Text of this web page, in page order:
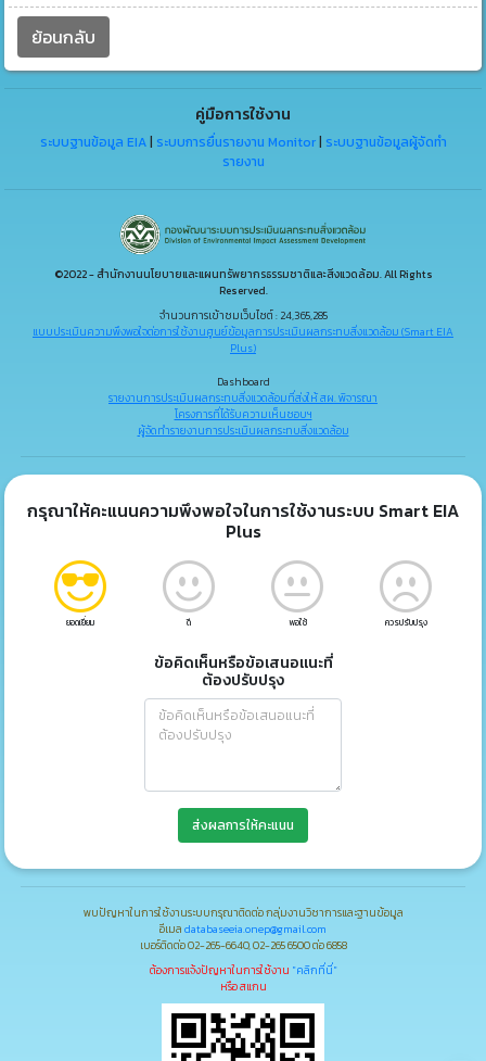
ย้อนกลับ
คู่มือการใช้งาน
ระบบฐานข้อมูล EIA| ระบบการยื่นรายงาน Monitor| ระบบฐานข้อมูลผู้จัดทำ
รายงาน
©2022 - สำนักงานนโยบายและแผนทรัพยากรธรรมชาติและสิ่งแวดล้อม. All Rights
Reserved.
จำนวนการเข้าชมเว็บไซต์ : 24,365,285
แบบประเมินความพึงพอใจต่อการใช้งานศูนย์ข้อมูลการประเมินผลกระทบสิ่งแวดล้อม (Smart EIA
Plus)
Dashboard
รายงานการประเมินผลกระทบสิ่งแวดล้อมที่ส่งให้ สผ. พิจารณา
โครงการที่ได้รับความเห็นชอบฯ
ผู้จัดทำรายงานการประเมินผลกระทบสิ่งแวดล้อม
กรุณาให้คะแนนความพึงพอใจในการใช้งานระบบ Smart EIA
Plus
ยอดเยี่ยม ดี พอใช้ ควรปรับปรุง
ข้อคิดเห็นหรือข้อเสนอแนะที่
ต้องปรับปรุง
ส่งผลการให้คะแนน
พบปัญหาในการใช้งานระบบกรุณาติดต่อ กลุ่มงานวิชาการและฐานข้อมูล
อีเมล databaseeia.onep@gmail.com
เบอร์ติดต่อ 02-265-6640, 02-265 6500 ต่อ 6858
ต้องการแจ้งปัญหาในการใช้งาน "คลิกที่นี่"
หรือ สแกน